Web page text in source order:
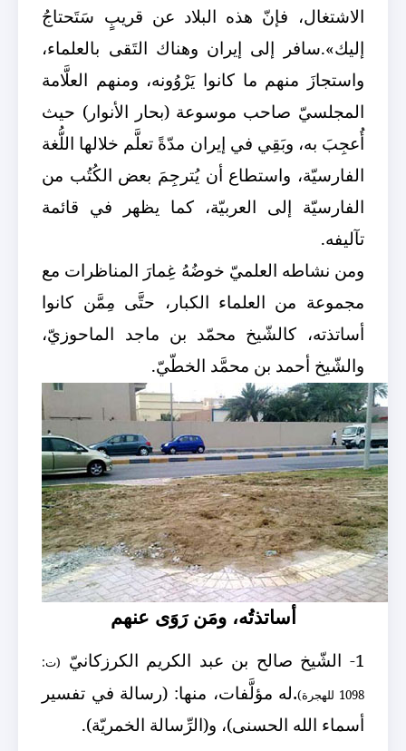
الاشتغال، فإنّ هذه البلاد عن قريبٍ سَتَحتاجُ
إليك».سافر إلى إيران وهناك التَقى بالعلماء،
واستجازَ منهم ما كانوا يَرْوُونه، ومنهم العلَّامة
المجلسيّ صاحب موسوعة (بحار الأنوار) حيث
أُعجِبَ به، وبَقِي في إيران مدّةً تعلَّم خلالها اللُّغة
الفارسيّة، واستطاع أن يُترجِمَ بعض الكُتُب من
الفارسيّة إلى العربيّة، كما يظهر في قائمة
تآليفه.
ومن نشاطه العلميّ خوضُهُ غِمارَ المناظرات مع
مجموعة من العلماء الكبار، حتَّى مِمَّن كانوا
أساتذته، كالشّيخ محمّد بن ماجد الماحوزيّ،
والشّيخ أحمد بن محمَّد الخطّيّ.
أساتذتُه، ومَن رَوَى عنهم
1- الشّيخ صالح بن عبد الكريم الكرزكانيّ
(ت:
1098 للهجرة)
.له مؤلَّفات، منها: (رسالة في تفسير
أسماء الله الحسنى)، و(الرِّسالة الخمريّة).